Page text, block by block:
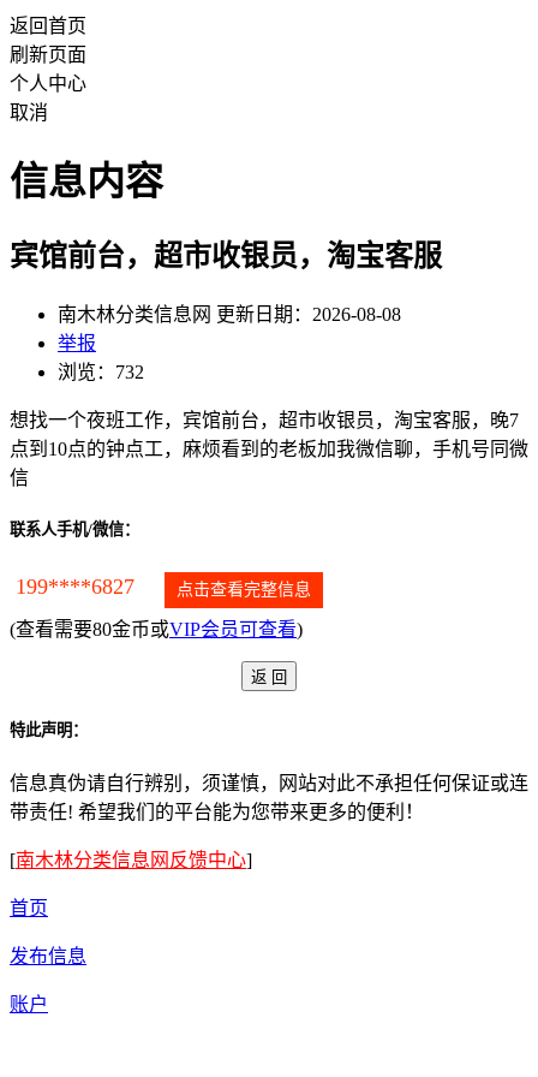
返回首页
刷新页面
个人中心
取消
信息内容
宾馆前台，超市收银员，淘宝客服
南木林分类信息网 更新日期：2026-08-08
举报
浏览：732
想找一个夜班工作，宾馆前台，超市收银员，淘宝客服，晚7
点到10点的钟点工，麻烦看到的老板加我微信聊，手机号同微
信
联系人手机/微信：
199****6827 点击查看完整信息
(查看需要80金币或VIP会员可查看)
特此声明：
信息真伪请自行辨别，须谨慎，网站对此不承担任何保证或连
带责任! 希望我们的平台能为您带来更多的便利！
[南木林分类信息网反馈中心]
首页
发布信息
账户